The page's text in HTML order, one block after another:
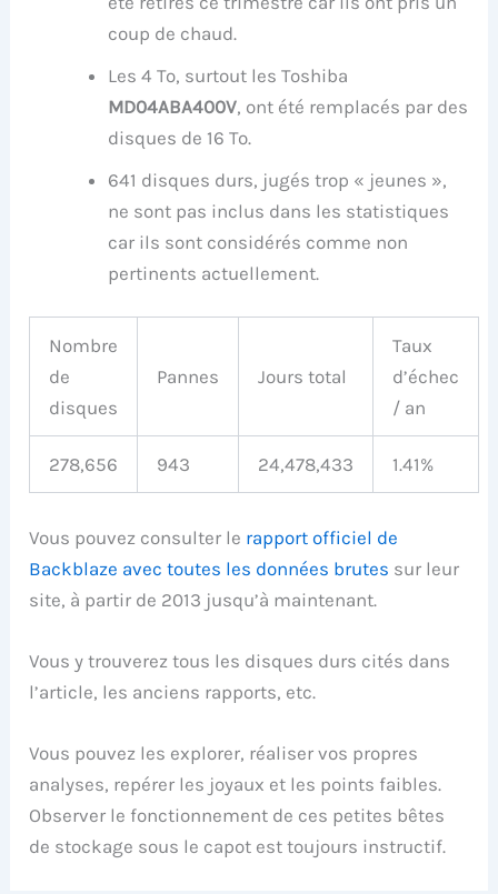
coup de chaud.
Les 4 To, surtout les Toshiba
MD04ABA400V, ont été remplacés par des
disques de 16 To.
641 disques durs, jugés trop « jeunes »,
ne sont pas inclus dans les statistiques
car ils sont considérés comme non
pertinents actuellement.
Nombre
de
disques
Pannes Jours total
Taux
d’échec
/ an
278,656 943 24,478,433 1.41%
Vous pouvez consulter le rapport officiel de
Backblaze avec toutes les données brutes sur leur
site, à partir de 2013 jusqu’à maintenant.
Vous y trouverez tous les disques durs cités dans
l’article, les anciens rapports, etc.
Vous pouvez les explorer, réaliser vos propres
analyses, repérer les joyaux et les points faibles.
Observer le fonctionnement de ces petites bêtes
de stockage sous le capot est toujours instructif.